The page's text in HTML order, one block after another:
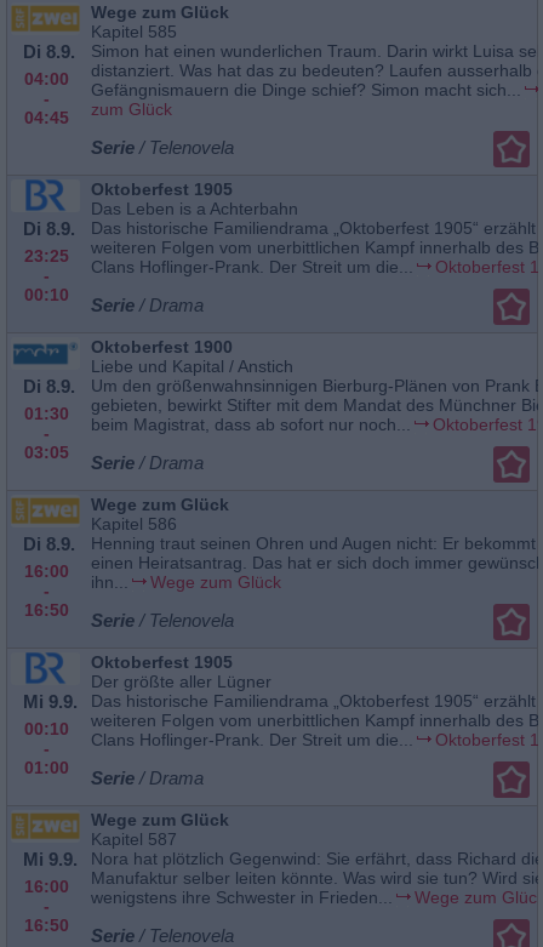
Di 8.9.
04:00
-
04:45
Wege zum Glück
Kapitel 585
Simon hat einen wunderlichen Traum. Darin wirkt Luisa
distanziert. Was hat das zu bedeuten? Laufen ausserhalb
Gefängnismauern die Dinge schief? Simon macht sich...
zum Glück
Serie / Telenovela
Di 8.9.
23:25
-
00:10
Oktoberfest 1905
Das Leben is a Achterbahn
Das historische Familiendrama „Oktoberfest 1905“ erzählt
weiteren Folgen vom unerbittlichen Kampf innerhalb des
Clans Hoflinger-Prank. Der Streit um die...
Oktoberfest
Serie / Drama
Di 8.9.
01:30
-
03:05
Oktoberfest 1900
Liebe und Kapital / Anstich
Um den größenwahnsinnigen Bierburg-Plänen von Prank
gebieten, bewirkt Stifter mit dem Mandat des Münchner
beim Magistrat, dass ab sofort nur noch...
Oktoberfest
Serie / Drama
Di 8.9.
16:00
-
16:50
Wege zum Glück
Kapitel 586
Henning traut seinen Ohren und Augen nicht: Er bekommt
einen Heiratsantrag. Das hat er sich doch immer
ihn...
Wege zum Glück
Serie / Telenovela
Mi 9.9.
00:10
-
01:00
Oktoberfest 1905
Der größte aller Lügner
Das historische Familiendrama „Oktoberfest 1905“ erzählt
weiteren Folgen vom unerbittlichen Kampf innerhalb des
Clans Hoflinger-Prank. Der Streit um die...
Oktoberfest
Serie / Drama
Mi 9.9.
16:00
-
16:50
Wege zum Glück
Kapitel 587
Nora hat plötzlich Gegenwind: Sie erfährt, dass Richard die
Manufaktur selber leiten könnte. Was wird sie tun? Wird
wenigstens ihre Schwester in Frieden...
Wege zum
Serie / Telenovela